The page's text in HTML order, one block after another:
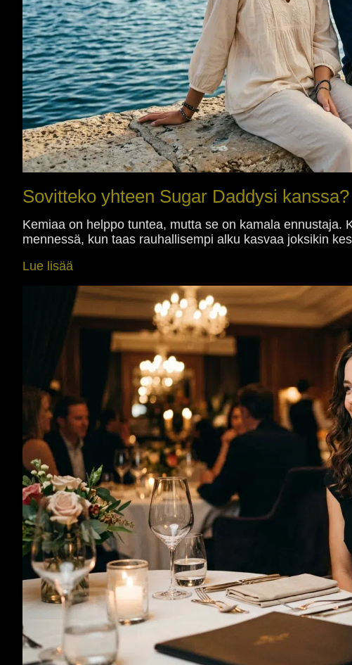
Sovitteko yhteen Sugar Daddysi
Kemiaa on helppo tuntea, mutta se on kamala
mennessä, kun taas rauhallisempi alku kasvaa joksikin
Lue lisää